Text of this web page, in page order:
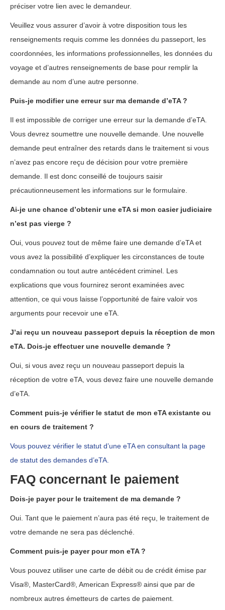
préciser votre lien avec le demandeur.
Veuillez vous assurer d’avoir à votre disposition tous les
renseignements requis comme les données du passeport, les
coordonnées, les informations professionnelles, les données du
voyage et d’autres renseignements de base pour remplir la
demande au nom d’une autre personne.
Puis-je modifier une erreur sur ma demande d’eTA ?
Il est impossible de corriger une erreur sur la demande d’eTA.
Vous devrez soumettre une nouvelle demande. Une nouvelle
demande peut entraîner des retards dans le traitement si vous
n’avez pas encore reçu de décision pour votre première
demande. Il est donc conseillé de toujours saisir
précautionneusement les informations sur le formulaire.
Ai-je une chance d’obtenir une eTA si mon casier judiciaire
n’est pas vierge ?
Oui, vous pouvez tout de même faire une demande d’eTA et
vous avez la possibilité d’expliquer les circonstances de toute
condamnation ou tout autre antécédent criminel. Les
explications que vous fournirez seront examinées avec
attention, ce qui vous laisse l’opportunité de faire valoir vos
arguments pour recevoir une eTA.
J’ai reçu un nouveau passeport depuis la réception de mon
eTA. Dois-je effectuer une nouvelle demande ?
Oui, si vous avez reçu un nouveau passeport depuis la
réception de votre eTA, vous devez faire une nouvelle demande
d’eTA.
Comment puis-je vérifier le statut de mon eTA existante ou
en cours de traitement ?
Vous pouvez vérifier le statut d’une eTA en consultant la page
de statut des demandes d’eTA.
FAQ concernant le paiement
Dois-je payer pour le traitement de ma demande ?
Oui. Tant que le paiement n’aura pas été reçu, le traitement de
votre demande ne sera pas déclenché.
Comment puis-je payer pour mon eTA ?
Vous pouvez utiliser une carte de débit ou de crédit émise par
Visa®, MasterCard®, American Express® ainsi que par de
nombreux autres émetteurs de cartes de paiement.